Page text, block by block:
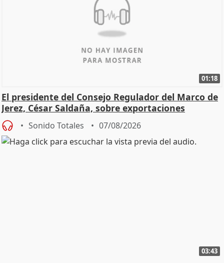
01:18
El presidente del Consejo Regulador del Marco de
Jerez, César Saldaña, sobre exportaciones
Sonido Totales 07/08/2026
03:43